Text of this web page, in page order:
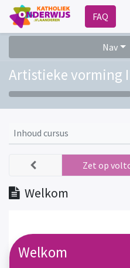
FAQ
Nav
Artistieke vorming
Inhoud cursus
Welkom
Zet op
Welkom